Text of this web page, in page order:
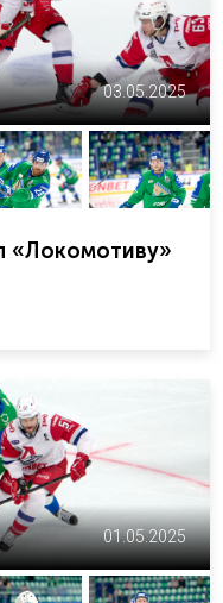
03.05.2025
«Локомотиву»
01.05.2025